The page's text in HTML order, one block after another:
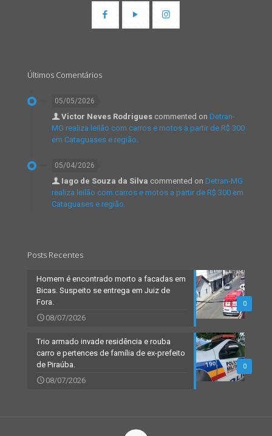
Últimos Comentários
05/05/2026
Victor Neves Rodrigues commented on Detran-
MG realiza leilão com carros e motos a partir de R$ 300
em Cataguases e região.
05/04/2026
Iago de Souza da Silva commented on Detran-MG
realiza leilão com carros e motos a partir de R$ 300 em
Cataguases e região.
Posts Recentes
0
Homem é encontrado morto a facadas em
Bicas. Suspeito se entrega em Juiz de
Fora.
08/07/2026
0
Trio armado invade residência e rouba
carro e pertences de família de ex-prefeito
de Piraúba.
08/07/2026